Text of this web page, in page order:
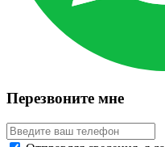
Перезвоните мне